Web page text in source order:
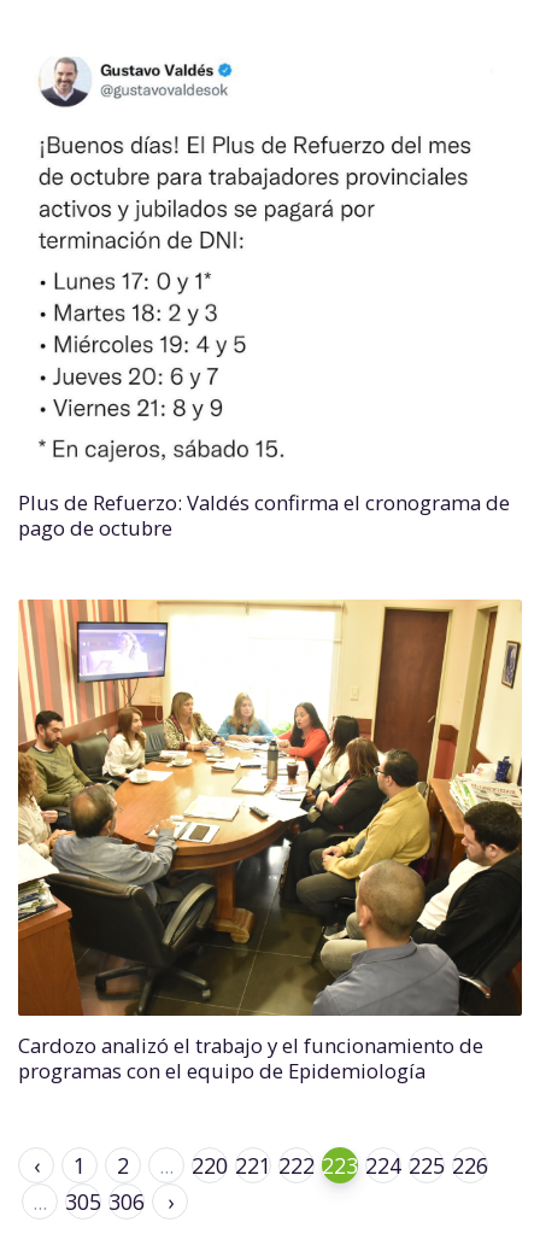
Plus de Refuerzo: Valdés confirma el cronograma de
pago de octubre
Cardozo analizó el trabajo y el funcionamiento de
programas con el equipo de Epidemiología
‹ 1 2 ... 220 221 222 223 224 225 226
...
305 306 ›